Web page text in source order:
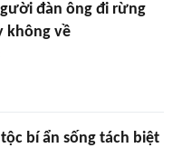
đàn ông đi rừng
không về
bí ẩn sống tách biệt